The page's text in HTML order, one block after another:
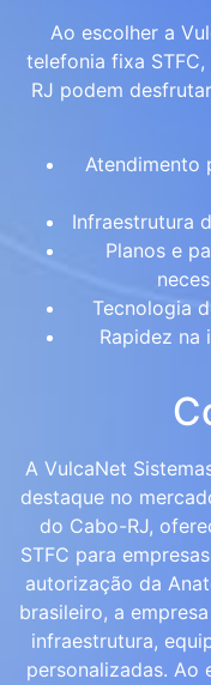
Ao escolher a
telefonia fixa
RJ podem
Atendimento
Infraestrutura
Planos e
Tecnologia
Rapidez na
A VulcaNet
destaque no
do Cabo-RJ,
STFC para
autorização da
brasileiro, a
infraestrutura,
personalizadas. Ao